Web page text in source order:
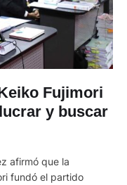
Fujimori
y buscar
afirmó que la
fundó el partido